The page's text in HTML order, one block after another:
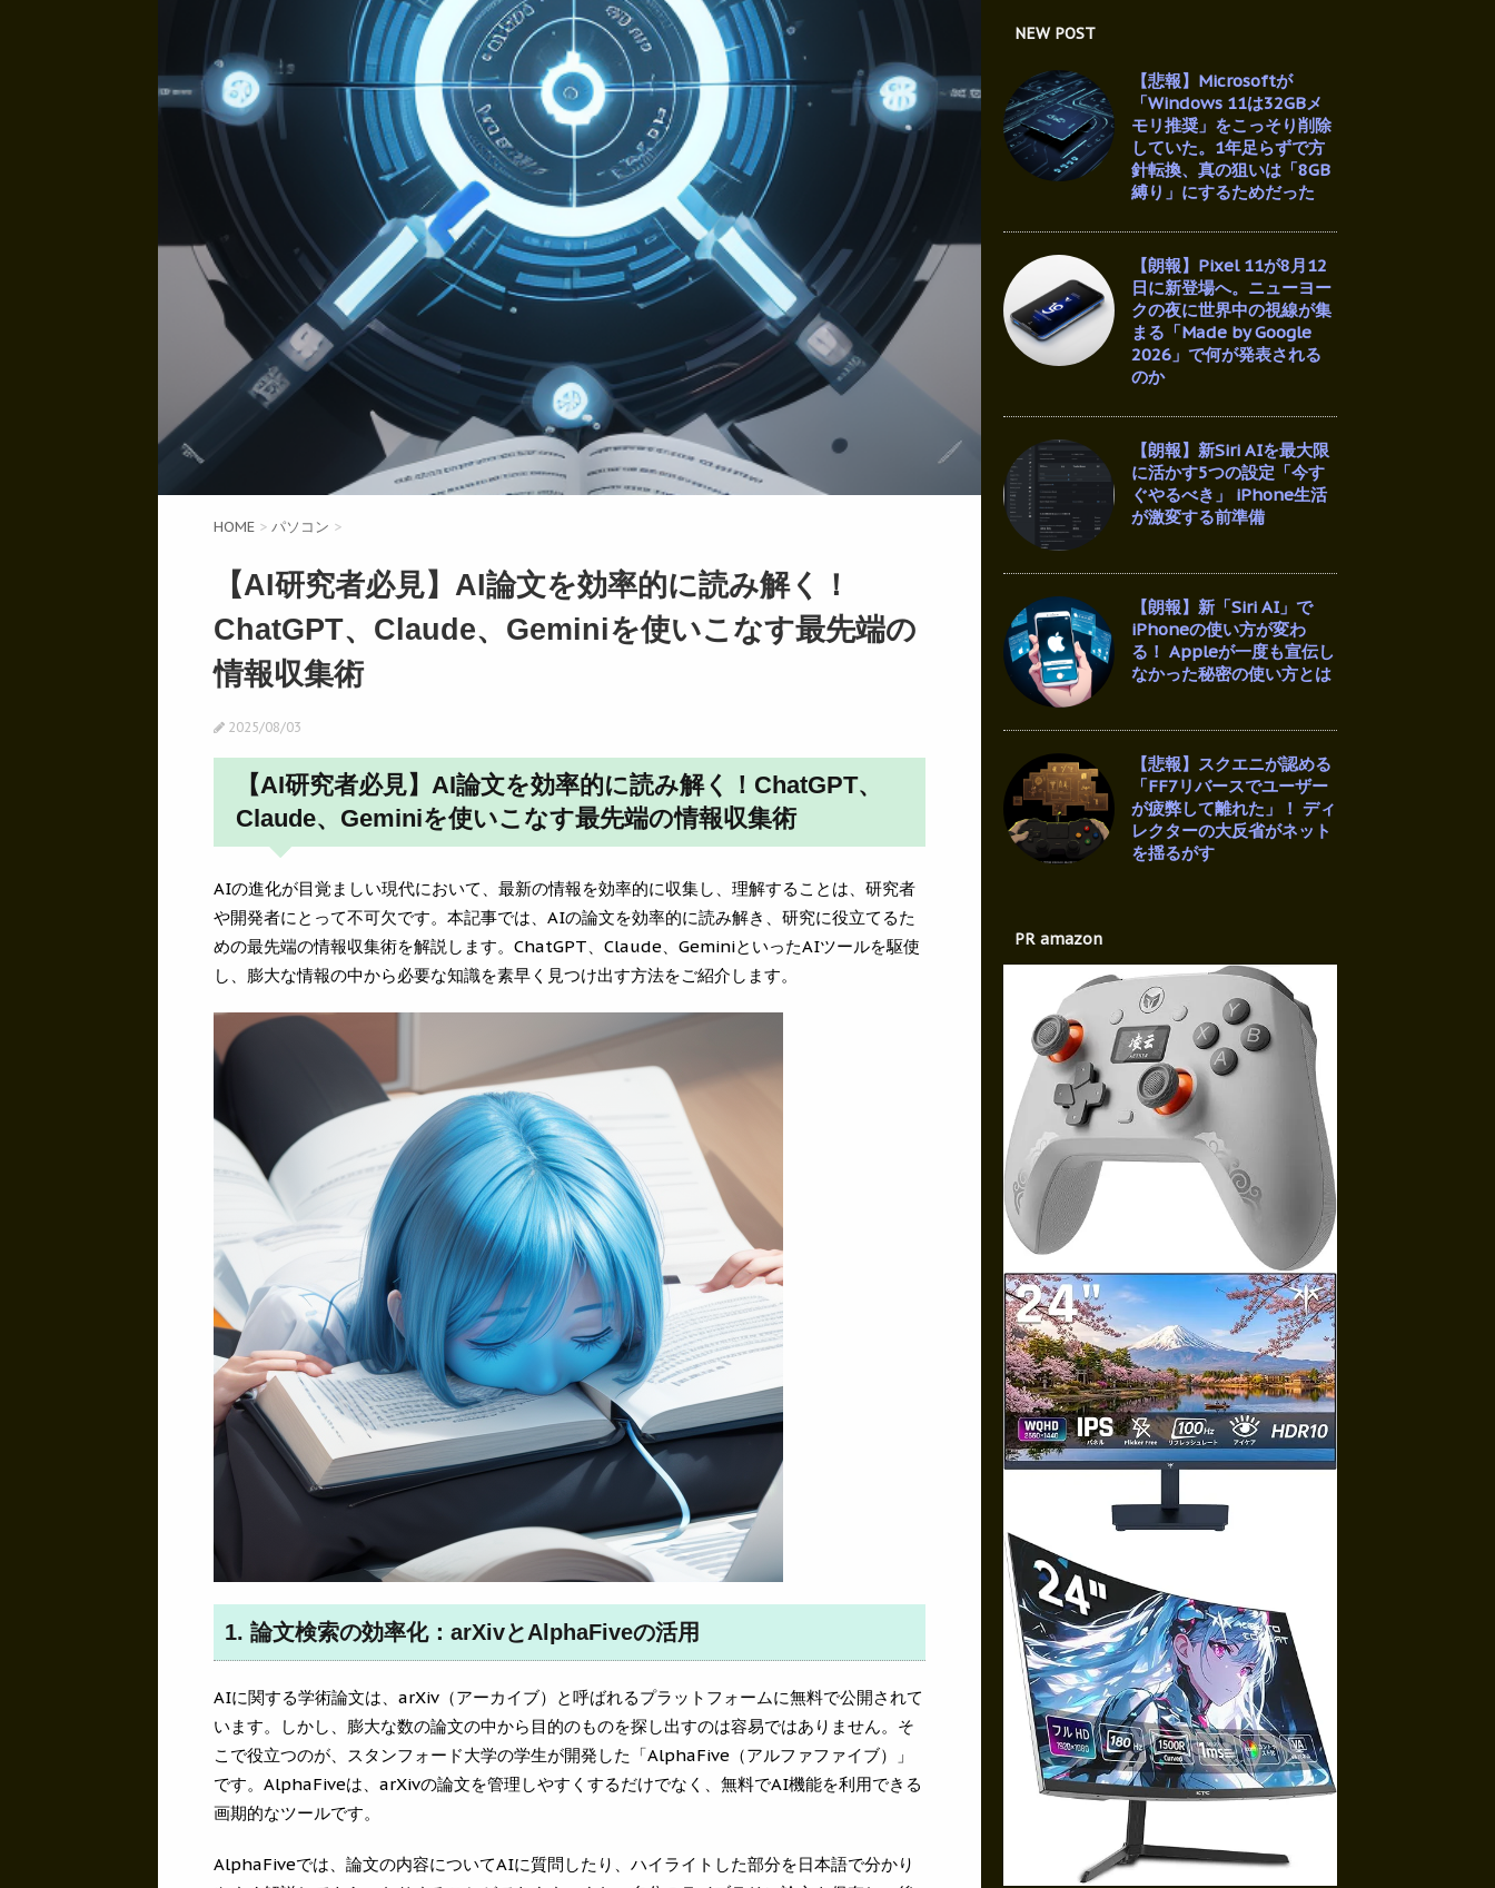
HOME > パソコン >
【AI研究者必見】AI論文を効率的に読み解く！
ChatGPT、Claude、Geminiを使いこなす最先端の
情報収集術
2025/08/03
【AI研究者必見】AI論文を効率的に読み解く！ChatGPT、
Claude、Geminiを使いこなす最先端の情報収集術
AIの進化が目覚ましい現代において、最新の情報を効率的に収集し、理解することは、研究者
や開発者にとって不可欠です。本記事では、AIの論文を効率的に読み解き、研究に役立てるた
めの最先端の情報収集術を解説します。ChatGPT、Claude、GeminiといったAIツールを駆使
し、膨大な情報の中から必要な知識を素早く見つけ出す方法をご紹介します。
1. 論文検索の効率化：arXivとAlphaFiveの活用
AIに関する学術論文は、arXiv（アーカイブ）と呼ばれるプラットフォームに無料で公開されて
います。しかし、膨大な数の論文の中から目的のものを探し出すのは容易ではありません。そ
こで役立つのが、スタンフォード大学の学生が開発した「AlphaFive（アルファファイブ）」
です。AlphaFiveは、arXivの論文を管理しやすくするだけでなく、無料でAI機能を利用できる
画期的なツールです。
AlphaFiveでは、論文の内容についてAIに質問したり、ハイライトした部分を日本語で分かり
NEW POST
【悲報】Microsoftが
「Windows 11は32GBメ
モリ推奨」をこっそり削除
していた。1年足らずで方
針転換、真の狙いは「8GB
縛り」にするためだった
【朗報】Pixel 11が8月12
日に新登場へ。ニューヨー
クの夜に世界中の視線が集
まる「Made by Google
2026」で何が発表される
のか
【朗報】新Siri AIを最大限
に活かす5つの設定「今す
ぐやるべき」 iPhone生活
が激変する前準備
【朗報】新「Siri AI」で
iPhoneの使い方が変わ
る！ Appleが一度も宣伝し
なかった秘密の使い方とは
【悲報】スクエニが認める
「FF7リバースでユーザー
が疲弊して離れた」！ ディ
レクターの大反省がネット
を揺るがす
PR amazon